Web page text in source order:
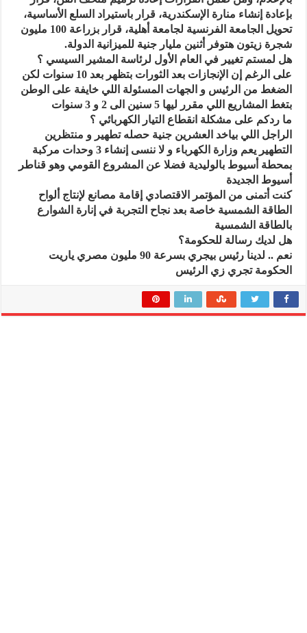
بإعادة إنشاء منارة الإسكندرية، قرار باستيراد السلع الأساسية،
تحويل الجامعة الفرنسية لجامعة أهلية، قرار بزراعة 100 مليون
شجرة زيتون هتوفر أثنين مليار جنية للميزانية الدولة.
هل لمستم تغيير في العام الأول لرئاسة المشير السيسي ؟
على الرغم إن الإنجازات بعد الثورات بتظهر بعد 10 سنوات لكن
الضغط من الرئيس و الجهات المسئولة اللي خايفة على الوطن
بتغط المشاريع اللي مقرر ليها 5 سنين الى 2 و 3 سنوات
ما ردكم على مشكلة انقطاع التيار الكهربائي ؟
الراجل اللي بياخد العشرين جنية حصله تطهير و منتظرين
التطهير يعم وزارة الكهرباء و لا ننسى إنشاء 3 وحدات مركبة
بمحطة أسيوط بالوليدية فضلا عن المشروع القومي وهو قناطر
أسيوط الجديدة
كنت أتمنى من المؤتمر الاقتصادي إقامة مصانع لإنتاج ألواح
الطاقة الشمسية خاصة بعد نجاح التجربة في إنارة الشوارع
بالطاقة الشمسية
هل لديك رسالة للحكومة؟
نعم .. لدينا رئيس بيجري بسرعة 90 مليون مصري ياريت
الحكومة تجري زي الرئيس